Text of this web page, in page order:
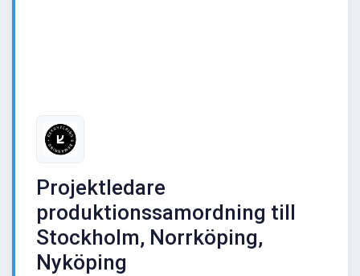
Projektledare
produktionssamordning till
Stockholm, Norrköping,
Nyköping